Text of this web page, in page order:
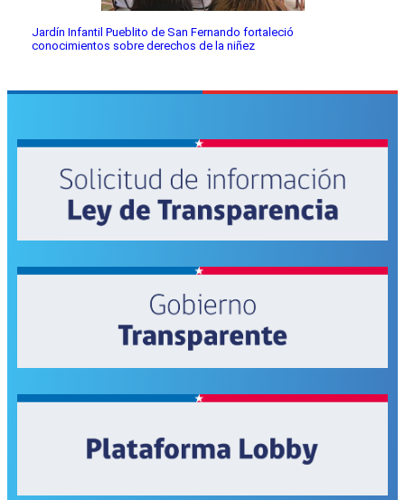
Jardín Infantil Pueblito de San Fernando fortaleció
conocimientos sobre derechos de la niñez